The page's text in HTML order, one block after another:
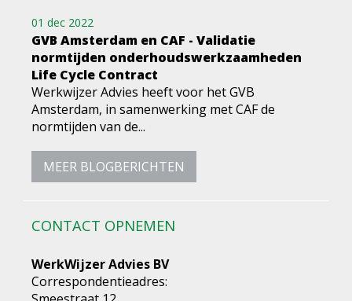
01 dec 2022
GVB Amsterdam en CAF - Validatie
normtijden onderhoudswerkzaamheden
Life Cycle Contract
Werkwijzer Advies heeft voor het GVB
Amsterdam, in samenwerking met CAF de
normtijden van de...
MEER BLOGBERICHTEN
CONTACT OPNEMEN
WerkWijzer Advies BV
Correspondentieadres: